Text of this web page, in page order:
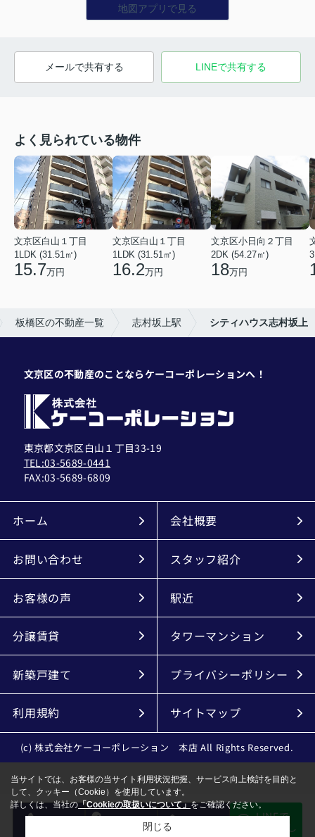
地図アプリで見る
メールで共有する LINEで共有する
よく見られている物件
文京区白山１丁目
1LDK (31.51㎡)
15.7万円
文京区白山１丁目
1LDK (31.51㎡)
16.2万円
文京区小日向２丁目
2DK (54.27㎡)
18万円
板橋区の不動産一覧 志村坂上駅 シティハウス志村坂上
文京区の不動産のことならケーコーポレーションへ！
東京都文京区白山１丁目33-19
TEL:03-5689-0441
FAX:03-5689-6809
ホーム 会社概要
お問い合わせ スタッフ紹介
お客様の声 駅近
分譲賃貸 タワーマンション
新築戸建て プライバシーポリシー
利用規約 サイトマップ
(c) 株式会社ケーコーポレーション 本店 All Rights Reserved.
電話 会員登録 メール
LINEで
物件探し
当サイトでは、お客様の当サイト利用状況把握、サービス向上検討を目的と
して、クッキー（Cookie）を使用しています。
詳しくは、当社の「Cookieの取扱いについて」をご確認ください。
閉じる